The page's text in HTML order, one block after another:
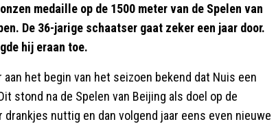
medaille op de 1500 meter van de Spelen van
De 36-jarige schaatser gaat zeker een jaar door.
hij eraan toe.
het begin van het seizoen bekend dat Nuis een
stond na de Spelen van Beijing als doel op de
drankjes nuttig en dan volgend jaar eens even nieuwe